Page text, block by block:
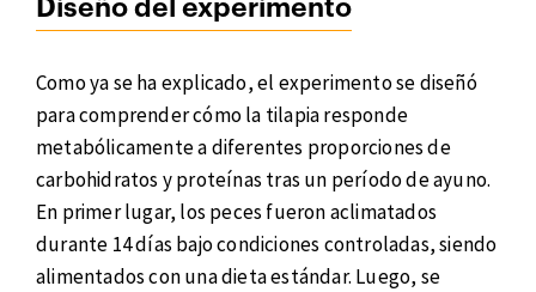
Diseño del experimento
Como ya se ha explicado, el experimento se diseñó
para comprender cómo la tilapia responde
metabólicamente a diferentes proporciones de
carbohidratos y proteínas tras un período de ayuno.
En primer lugar, los peces fueron aclimatados
durante 14 días bajo condiciones controladas, siendo
alimentados con una dieta estándar. Luego, se